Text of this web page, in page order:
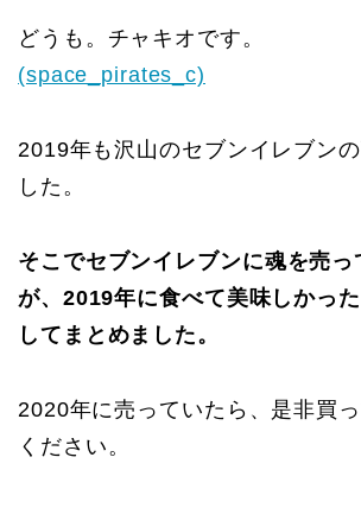
どうも。チャキオです。
(space_pirates_c)
2019年も沢山のセブンイレブン
した。
そこでセブンイレブンに魂を売っ
が、2019年に食べて美味しかっ
してまとめました。
2020年に売っていたら、是非買
ください。